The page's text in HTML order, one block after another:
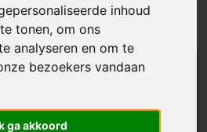
inhoud
tonen, om ons
analyseren en om te
bezoekers vandaan
ga akkoord
u graag zoeken
aan en we houden u op